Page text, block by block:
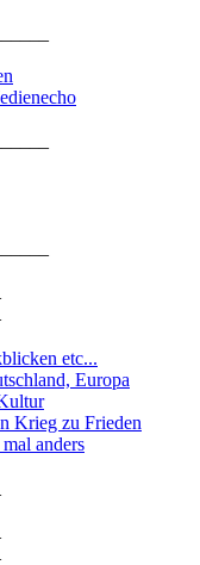
etc...
Europa
Krieg zu Frieden
anders